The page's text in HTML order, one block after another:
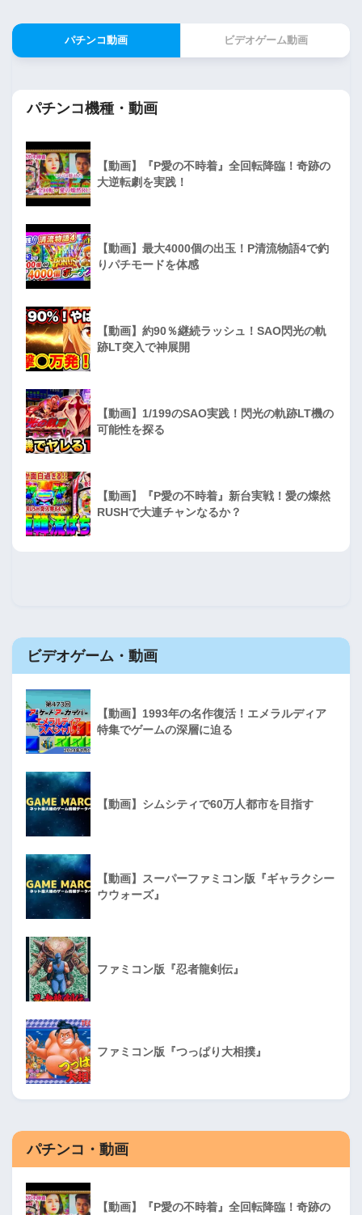
パチンコ動画 ビデオゲーム動画
パチンコ機種・動画
【動画】『P愛の不時着』全回転降臨！奇跡の
大逆転劇を実践！
【動画】最大4000個の出玉！P清流物語4で釣
りパチモードを体感
【動画】約90％継続ラッシュ！SAO閃光の軌
跡LT突入で神展開
【動画】1/199のSAO実践！閃光の軌跡LT機の
可能性を探る
【動画】『P愛の不時着』新台実戦！愛の燦然
RUSHで大連チャンなるか？
ビデオゲーム・動画
【動画】1993年の名作復活！エメラルディア
特集でゲームの深層に迫る
【動画】シムシティで60万人都市を目指す
【動画】スーパーファミコン版『ギャラクシー
ウウォーズ』
ファミコン版『忍者龍剣伝』
ファミコン版『つっぱり大相撲』
パチンコ・動画
【動画】『P愛の不時着』全回転降臨！奇跡の